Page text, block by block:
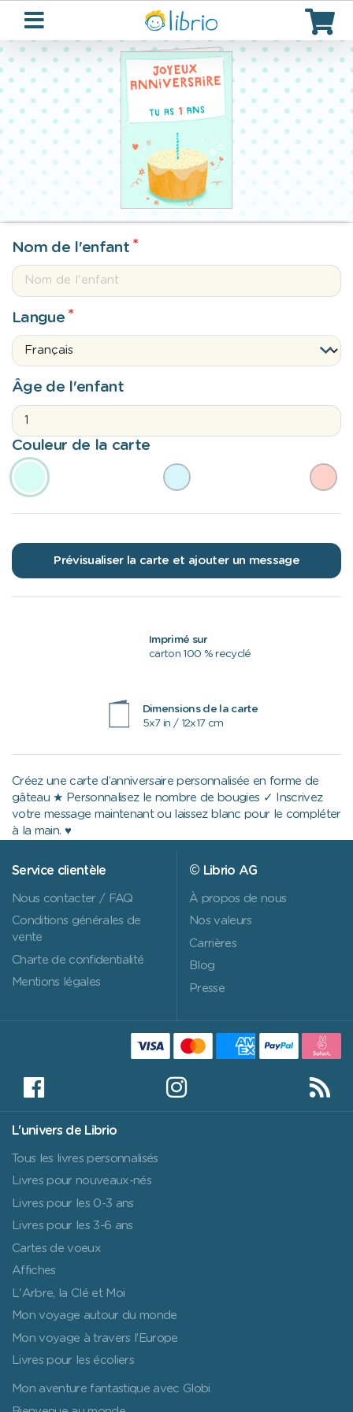
1
Nom de l'enfant
Langue
Âge de l'enfant
Couleur de la carte
Prévisualiser la carte et ajouter un message
Imprimé sur
carton 100 % recyclé
Dimensions de la carte
5x7 in / 12x17 cm
Créez une carte d’anniversaire personnalisée en forme de
gâteau ★ Personnalisez le nombre de bougies ✓ Inscrivez
votre message maintenant ou laissez blanc pour le compléter
à la main. ♥
Service clientèle
Nous contacter / FAQ
Conditions générales de
vente
Charte de confidentialité
Mentions légales
© Librio AG
À propos de nous
Nos valeurs
Carrières
Blog
Presse
L'univers de Librio
Tous les livres personnalisés
Livres pour nouveaux-nés
Livres pour les 0-3 ans
Livres pour les 3-6 ans
Cartes de voeux
Affiches
L'Arbre, la Clé et Moi
Mon voyage autour du monde
Mon voyage à travers l’Europe
Livres pour les écoliers
Mon aventure fantastique avec Globi